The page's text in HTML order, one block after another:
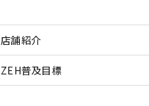
店舗紹介
ZEH普及目標